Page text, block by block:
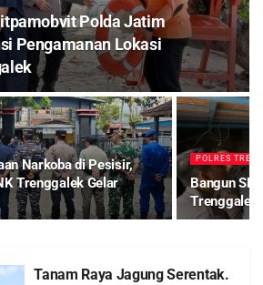
Polda Jatim
Pengamanan Lokasi
Narkoba di Pesisir,
Trenggalek Gelar
POLRES
Bangun
Trenggalek
Tanam Raya Jagung Serentak.